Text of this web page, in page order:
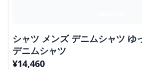
シャツ メンズ デニムシャツ ゆ
デニムシャツ
¥14,460